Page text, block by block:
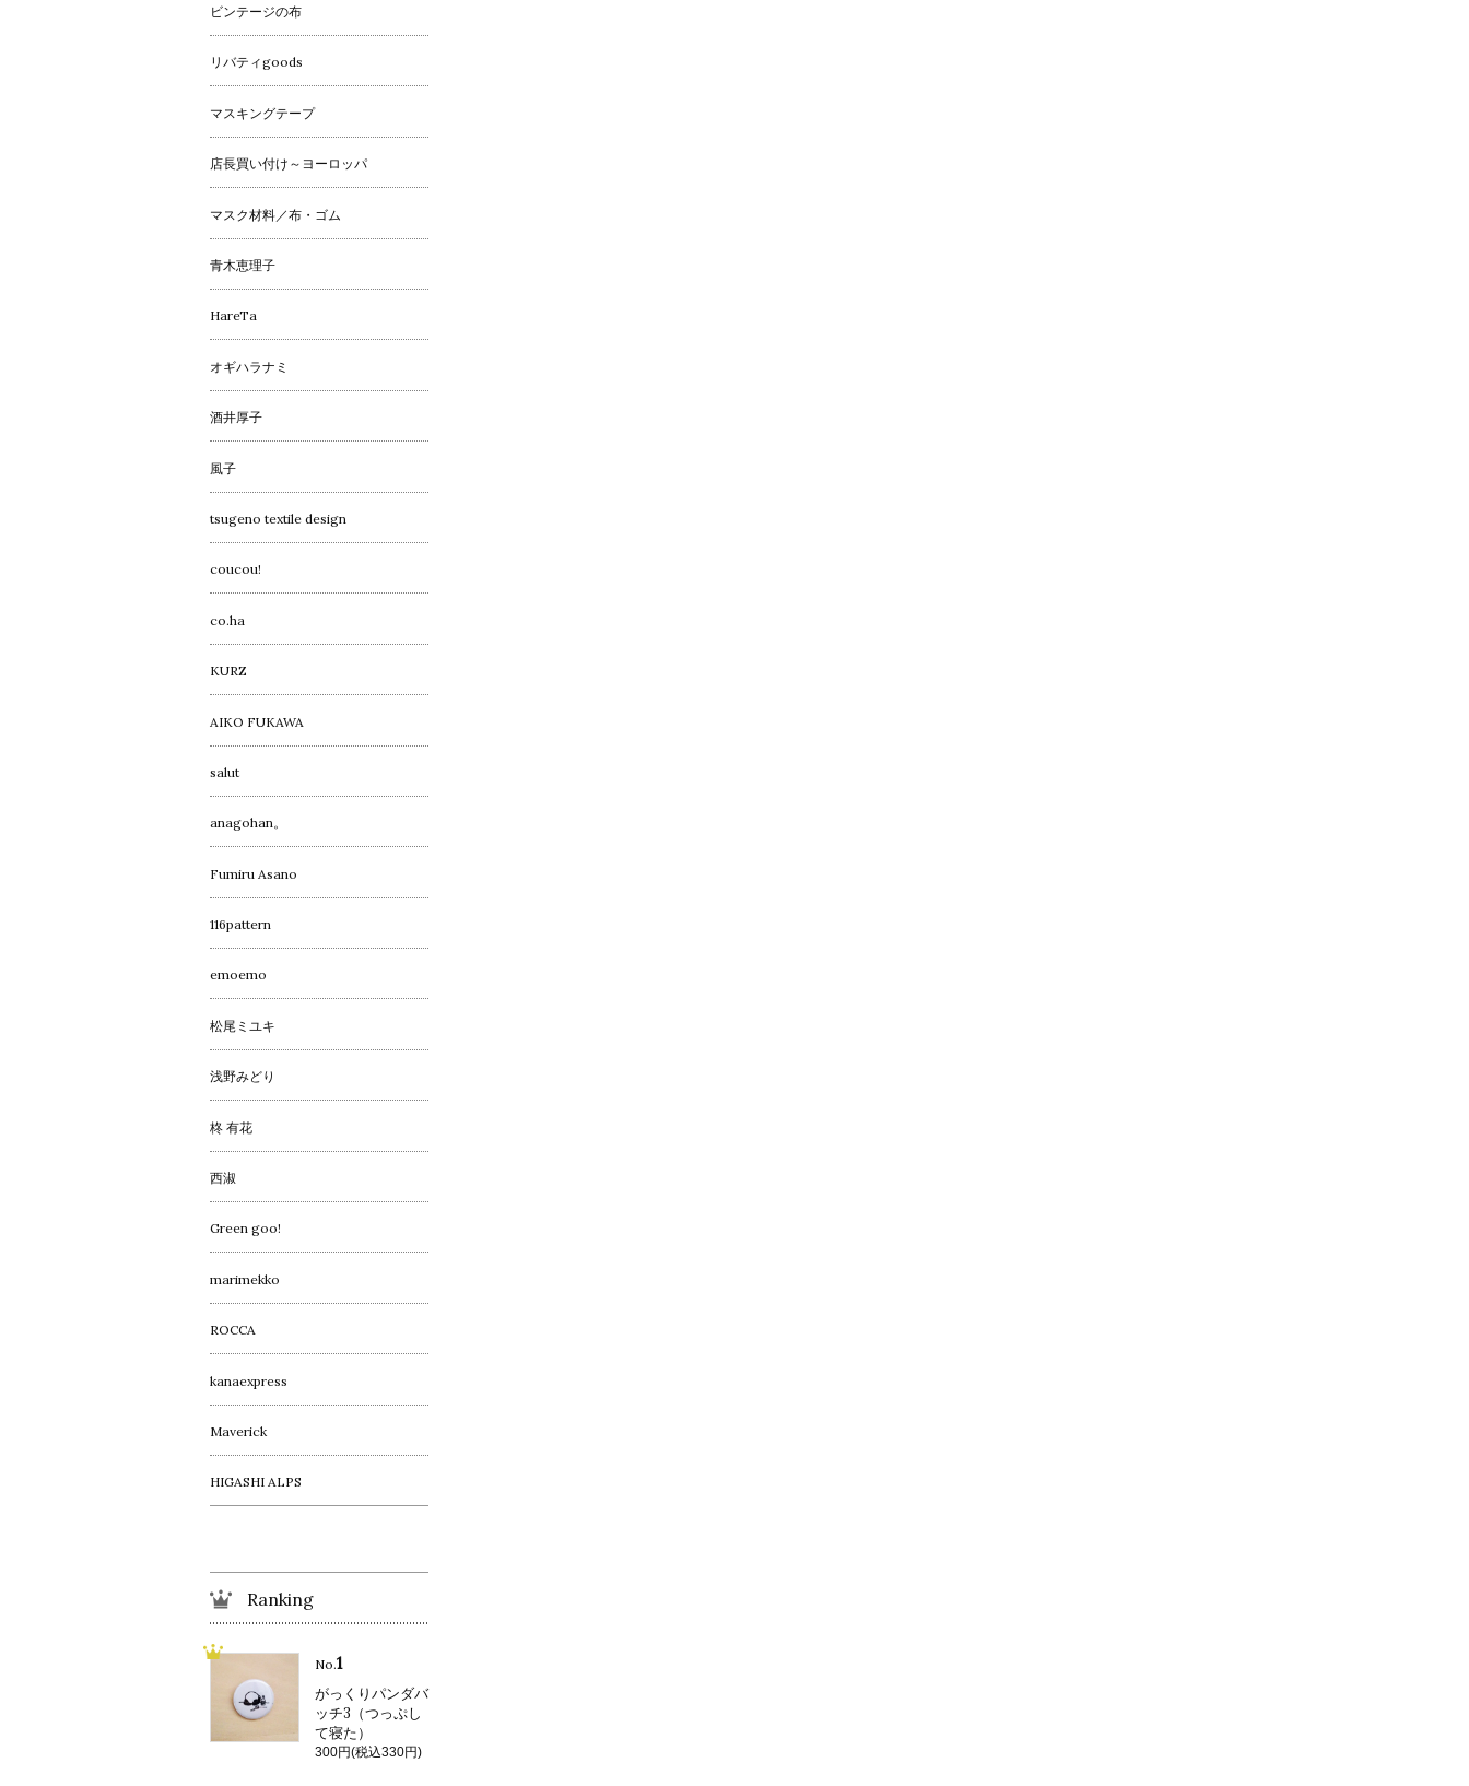
ビンテージの布
リバティgoods
マスキングテープ
店長買い付け～ヨーロッパ
マスク材料／布・ゴム
青木恵理子
HareTa
オギハラナミ
酒井厚子
風子
tsugeno textile design
coucou!
co.ha
KURZ
AIKO FUKAWA
salut
anagohan。
Fumiru Asano
116pattern
emoemo
松尾ミユキ
浅野みどり
柊 有花
西淑
Green goo!
marimekko
ROCCA
kanaexpress
Maverick
HIGASHI ALPS
Ranking
No.1
がっくりパンダバ
ッチ3（つっぷし
て寝た）
300円(税込330円)